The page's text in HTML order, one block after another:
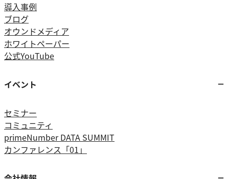
導入事例
ブログ
オウンドメディア
ホワイトペーパー
公式YouTube
イベント
セミナー
コミュニティ
primeNumber DATA SUMMIT
カンファレンス「01」